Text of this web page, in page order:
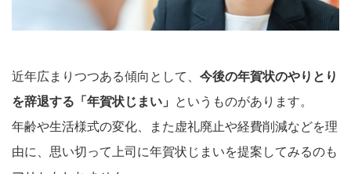
近年広まりつつある傾向として、 今後の年賀状のやりとり
を辞退する「年賀状じまい」
というものがあります。
年齢や生活様式の変化、また虚礼廃止や経費削減などを理
由に、思い切って上司に年賀状じまいを提案してみるのも